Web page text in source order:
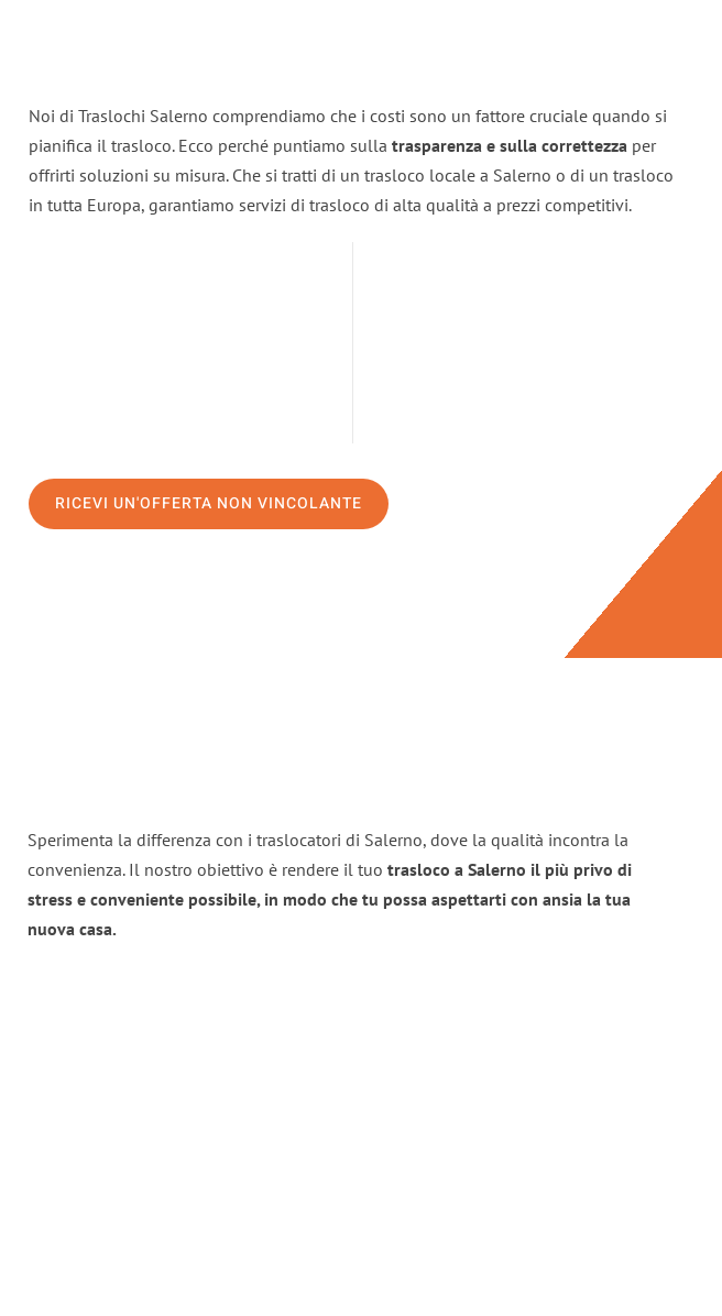
Noi di Traslochi Salerno comprendiamo che i costi sono un fattore cruciale quando si
pianifica il trasloco. Ecco perché puntiamo sulla trasparenza e sulla correttezza per
offrirti soluzioni su misura. Che si tratti di un trasloco locale a Salerno o di un trasloco
in tutta Europa, garantiamo servizi di trasloco di alta qualità a prezzi competitivi.
RICEVI UN'OFFERTA NON VINCOLANTE
Sperimenta la differenza con i traslocatori di Salerno, dove la qualità incontra la
convenienza. Il nostro obiettivo è rendere il tuo trasloco a Salerno il più privo di
stress e conveniente possibile, in modo che tu possa aspettarti con ansia la tua
nuova casa.